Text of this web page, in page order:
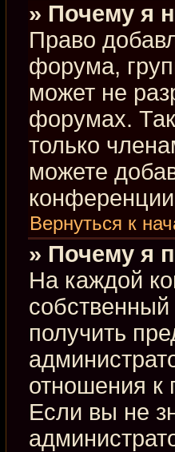
» Почему я
Право
форума,
может не
форумах.
только
можете
Вернуться к
» Почему я
На каждой
получить
отношения к
Если вы не